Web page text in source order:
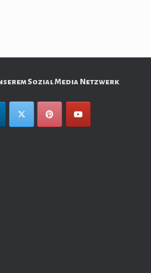
Sozial Media Netzwerk